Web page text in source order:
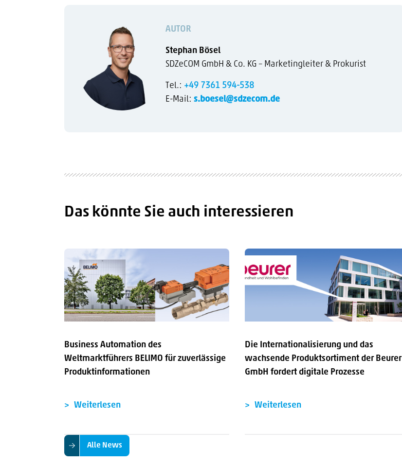
AUTOR
Stephan Bösel
SDZeCOM GmbH & Co. KG – Marketingleiter & Prokurist
Tel.: +49 7361 594-538
E-Mail: s.boesel@sdzecom.de
Das könnte Sie auch interessieren
Business Automation des
Weltmarktführers BELIMO für zuverlässige
Produktinformationen
Weiterlesen
Die Internationalisierung und das
wachsende Produktsortiment der Beurer
GmbH fordert digitale Prozesse
Weiterlesen
Alle News